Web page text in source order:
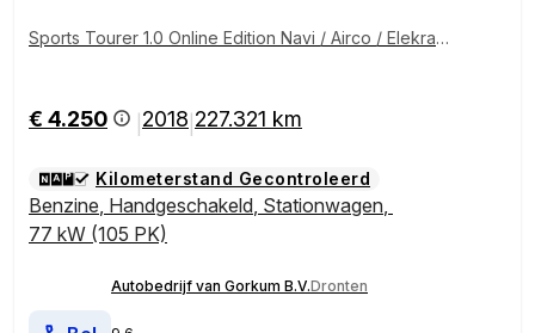
Sports Tourer 1.0 Online Edition Navi / Airco / Elekram
€ 4.250 2018 227.321 km
Kilometerstand Gecontroleerd
Benzine, Handgeschakeld, Stationwagen,
77 kW (105 PK)
Autobedrijf van Gorkum B.V.Dronten